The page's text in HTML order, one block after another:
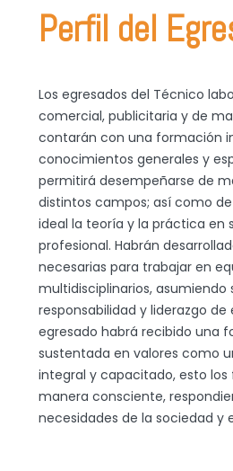
Perfil del
Los egresados del Técnico
comercial, publicitaria y de
contarán con una formación
conocimientos generales y
permitirá desempeñarse de
distintos campos; así como
ideal la teoría y la práctica en
profesional. Habrán
necesarias para trabajar en
multidisciplinarios, asumiendo
responsabilidad y liderazgo de
egresado habrá recibido una
sustentada en valores como
integral y capacitado, esto
manera consciente,
necesidades de la sociedad y